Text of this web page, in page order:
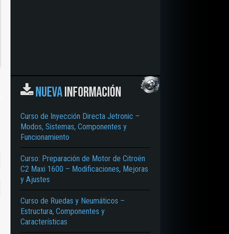
NUEVAINFORMACIÓN
Curso de Inyección Directa Jetronic –
Modos, Sistemas, Componentes y
Funcionamiento
Curso: Preparación de Motor de Citroën
C2 Maxi 1600 – Modificaciones, Mejoras
y Ajustes
Curso de Ruedas y Neumáticos –
Estructura, Componentes y
Características